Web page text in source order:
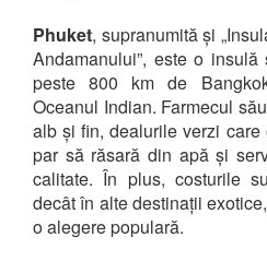
Phuket, supranumită și
Andamanului”, este o
peste 800 km de
Oceanul Indian. Farmecul
alb și fin, dealurile verzi
par să răsară din apă și
calitate. În plus, costurile
decât în alte destinații
o alegere populară.